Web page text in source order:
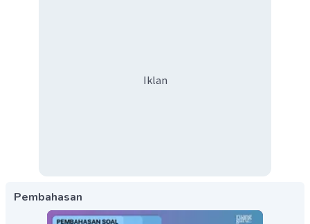
Iklan
Pembahasan